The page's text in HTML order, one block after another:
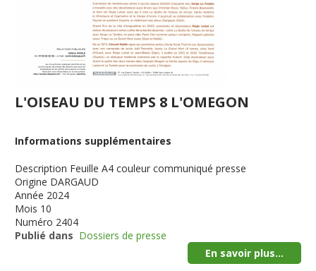
L'OISEAU DU TEMPS 8 L'OMEGON
Informations supplémentaires
Description Feuille A4 couleur communiqué presse
Origine DARGAUD
Année 2024
Mois 10
Numéro 2404
Publié dans Dossiers de presse
En savoir plus...